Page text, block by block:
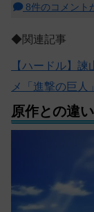
8件のコメント
◆関連記事
【ハードル】
メ「進撃の巨人
原作との違い